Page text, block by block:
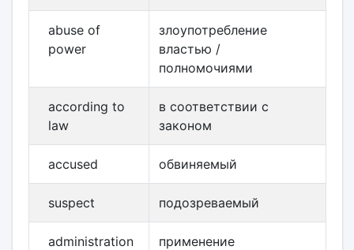
abuse of
power
злоупотребление
властью /
полномочиями
according to
law
в соответствии с
законом
accused обвиняемый
suspect подозреваемый
administration
применение